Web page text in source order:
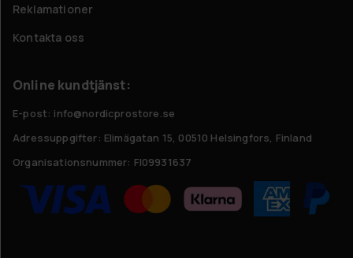
Reklamationer
Kontakta oss
Online kundtjänst:
E-post: info@nordicprostore.se
Adressuppgifter: Elimägatan 15, 00510 Helsingfors, Finland
Organisationsnummer: FI09931637